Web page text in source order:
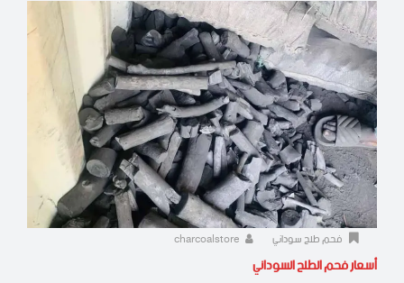
فحم طلح سوداني
أسعار فحم الطلح السوداني